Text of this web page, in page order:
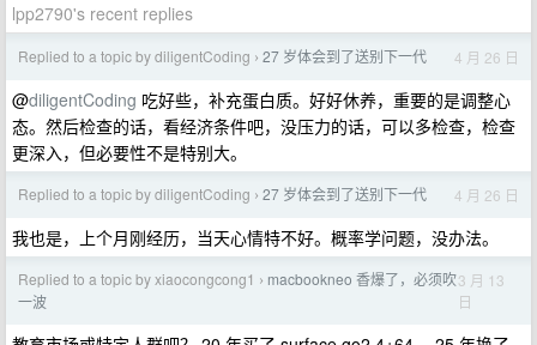
lpp2790's recent replies
Replied to a topic by diligentCoding › 27 岁体会到了送别下一代 4 月 26 日
@diligentCoding 吃好些，补充蛋白质。好好休养，重要的是调整心
态。然后检查的话，看经济条件吧，没压力的话，可以多检查，检查
更深入，但必要性不是特别大。
Replied to a topic by diligentCoding › 27 岁体会到了送别下一代 4 月 26 日
我也是，上个月刚经历，当天心情特不好。概率学问题，没办法。
Replied to a topic by xiaocongcong1 › macbookneo 香爆了，必须吹
一波
3 月 13
日